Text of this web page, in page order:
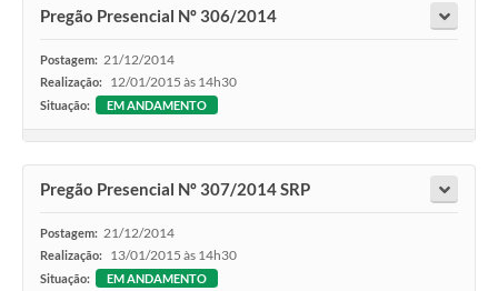
Pregão Presencial Nº 306/2014
Postagem: 21/12/2014
Realização: 12/01/2015 às 14h30
Situação: EM ANDAMENTO
Pregão Presencial Nº 307/2014 SRP
Postagem: 21/12/2014
Realização: 13/01/2015 às 14h30
Situação: EM ANDAMENTO